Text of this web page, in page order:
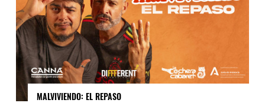
MALVIVIENDO: EL REPASO